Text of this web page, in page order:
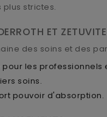
strictes.
ET ZETUVITE
des soins et des
les professionnels
soins.
pouvoir d'absorption.